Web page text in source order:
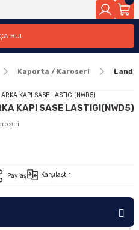
BUL
Kaporta / Karoseri Land
KAPI SASE LASTIGI(NWD5)
Paylaş Karşılaştır